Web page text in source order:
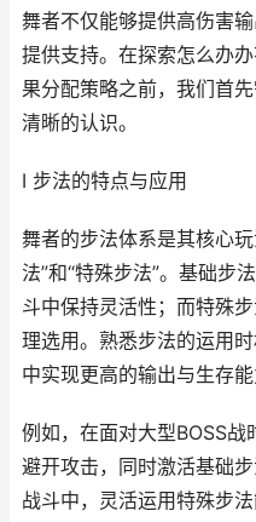
舞者不仅能够提供高伤害
提供支持。在探索怎么办
果分配策略之前，我们首
清晰的认识。
I 步法的特点与应用
舞者的步法体系是其核心
法”和“特殊步法”。基础步
斗中保持灵活性；而特殊
理选用。熟悉步法的运用
中实现更高的输出与生存能
例如，在面对大型BOSS
避开攻击，同时激活基础
战斗中，灵活运用特殊步